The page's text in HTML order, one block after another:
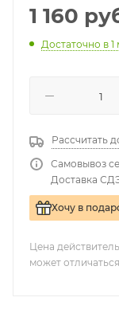
1 160
Достаточно в
Рассчитать
Самовывоз
Доставка
Хочу в
Цена
может